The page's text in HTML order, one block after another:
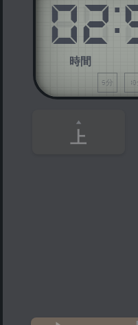
02
時間
:
5分
上